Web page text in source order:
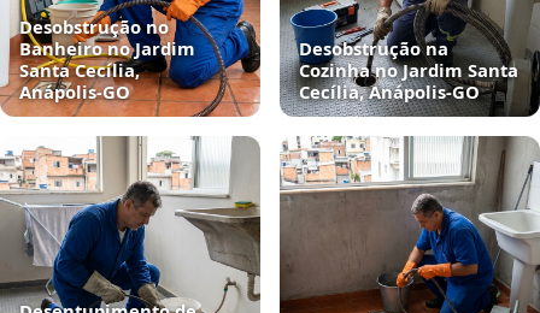
Desobstrução no
Banheiro no Jardim
Santa Cecília,
Anápolis‑GO
Desobstrução na
Cozinha no Jardim Santa
Cecília, Anápolis‑GO